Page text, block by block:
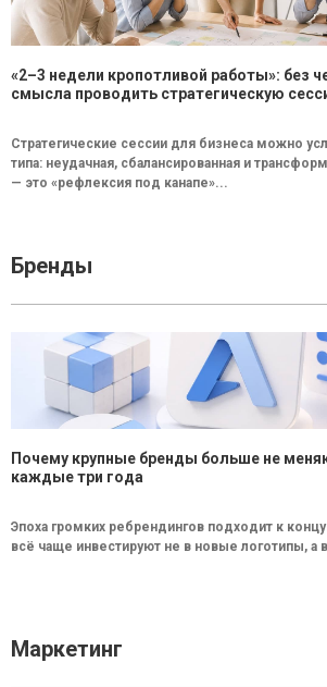
«2–3 недели кропотливой работы»: без
смысла проводить стратегическую
Стратегические сессии для бизнеса можно
типа: неудачная, сбалансированная и
— это «рефлексия под канапе»...
Бренды
Почему крупные бренды больше не
каждые три года
Эпоха громких ребрендингов подходит к
всё чаще инвестируют не в новые логотипы, а
Маркетинг